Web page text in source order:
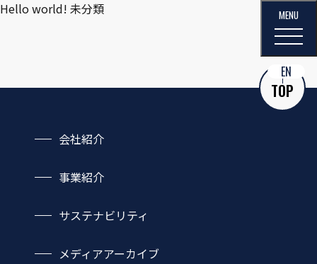
EN
Hello world! 未分類
TOP
会社紹介
社長あいさつ
ネットワーク
事業紹介
取扱製品一覧
事業領域
サステナビリティ
環境 メディアアーカイブ